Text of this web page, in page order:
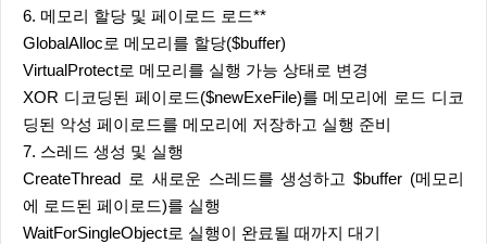
6. 메모리 할당 및 페이로드 로드**
GlobalAlloc로 메모리를 할당($buffer)
VirtualProtect로 메모리를 실행 가능 상태로 변경
XOR 디코딩된 페이로드($newExeFile)를 메모리에 로드 디코
딩된 악성 페이로드를 메모리에 저장하고 실행 준비
7. 스레드 생성 및 실행
CreateThread 로 새로운 스레드를 생성하고 $buffer (메모리
에 로드된 페이로드)를 실행
WaitForSingleObject로 실행이 완료될 때까지 대기